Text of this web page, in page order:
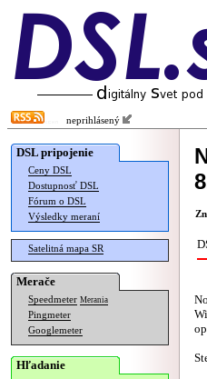
neprihlásený
DSL pripojenie
Ceny DSL
Dostupnosť DSL
Fórum o DSL
Výsledky meraní
Satelitná mapa SR
Merače
Speedmeter Merania
Pingmeter
Googlemeter
Hľadanie